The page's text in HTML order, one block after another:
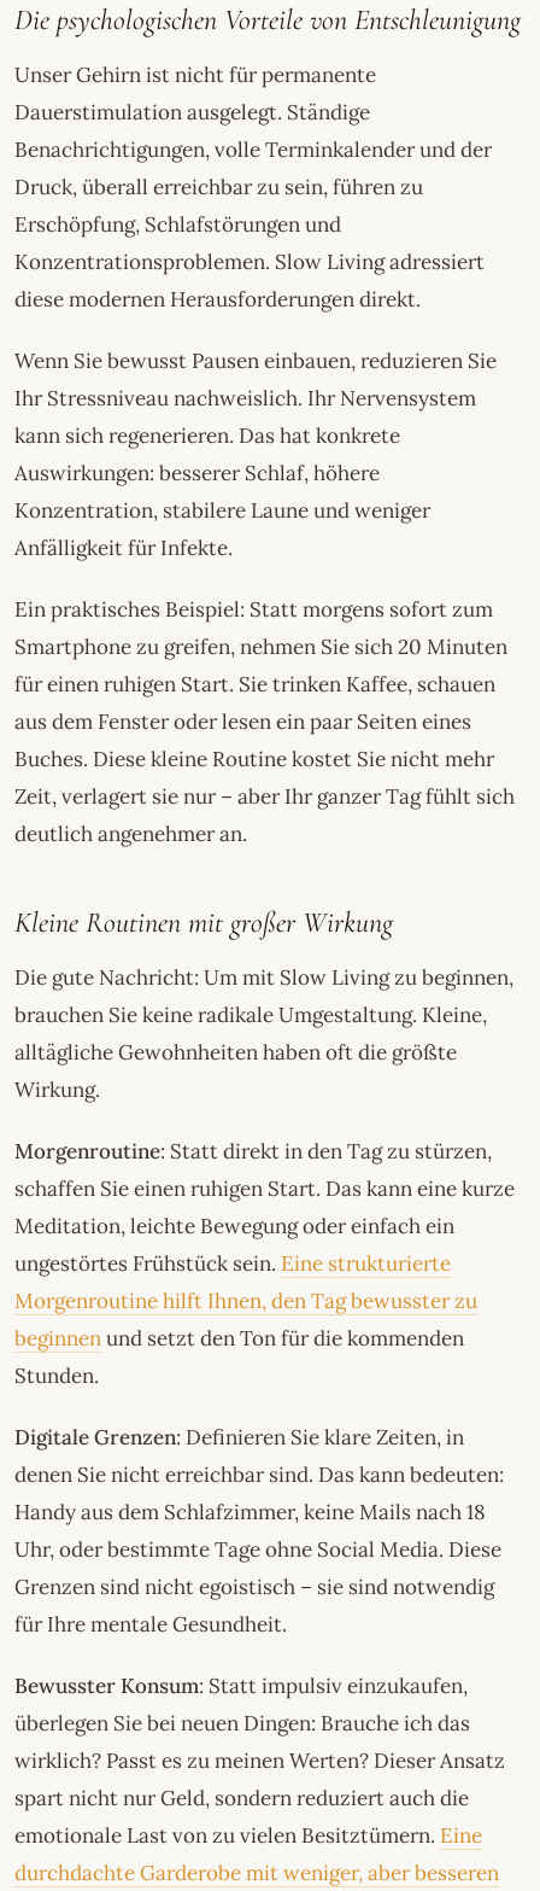
Die psychologischen Vorteile von Entschleunigung
Unser Gehirn ist nicht für permanente
Dauerstimulation ausgelegt. Ständige
Benachrichtigungen, volle Terminkalender und der
Druck, überall erreichbar zu sein, führen zu
Erschöpfung, Schlafstörungen und
Konzentrationsproblemen. Slow Living adressiert
diese modernen Herausforderungen direkt.
Wenn Sie bewusst Pausen einbauen, reduzieren Sie
Ihr Stressniveau nachweislich. Ihr Nervensystem
kann sich regenerieren. Das hat konkrete
Auswirkungen: besserer Schlaf, höhere
Konzentration, stabilere Laune und weniger
Anfälligkeit für Infekte.
Ein praktisches Beispiel: Statt morgens sofort zum
Smartphone zu greifen, nehmen Sie sich 20 Minuten
für einen ruhigen Start. Sie trinken Kaffee, schauen
aus dem Fenster oder lesen ein paar Seiten eines
Buches. Diese kleine Routine kostet Sie nicht mehr
Zeit, verlagert sie nur – aber Ihr ganzer Tag fühlt sich
deutlich angenehmer an.
Kleine Routinen mit großer Wirkung
Die gute Nachricht: Um mit Slow Living zu beginnen,
brauchen Sie keine radikale Umgestaltung. Kleine,
alltägliche Gewohnheiten haben oft die größte
Wirkung.
Morgenroutine: Statt direkt in den Tag zu stürzen,
schaffen Sie einen ruhigen Start. Das kann eine kurze
Meditation, leichte Bewegung oder einfach ein
ungestörtes Frühstück sein. Eine strukturierte
Morgenroutine hilft Ihnen, den Tag bewusster zu
beginnenund setzt den Ton für die kommenden
Stunden.
Digitale Grenzen: Definieren Sie klare Zeiten, in
denen Sie nicht erreichbar sind. Das kann bedeuten:
Handy aus dem Schlafzimmer, keine Mails nach 18
Uhr, oder bestimmte Tage ohne Social Media. Diese
Grenzen sind nicht egoistisch – sie sind notwendig
für Ihre mentale Gesundheit.
Bewusster Konsum: Statt impulsiv einzukaufen,
überlegen Sie bei neuen Dingen: Brauche ich das
wirklich? Passt es zu meinen Werten? Dieser Ansatz
spart nicht nur Geld, sondern reduziert auch die
emotionale Last von zu vielen Besitztümern. Eine
durchdachte Garderobe mit weniger, aber besseren